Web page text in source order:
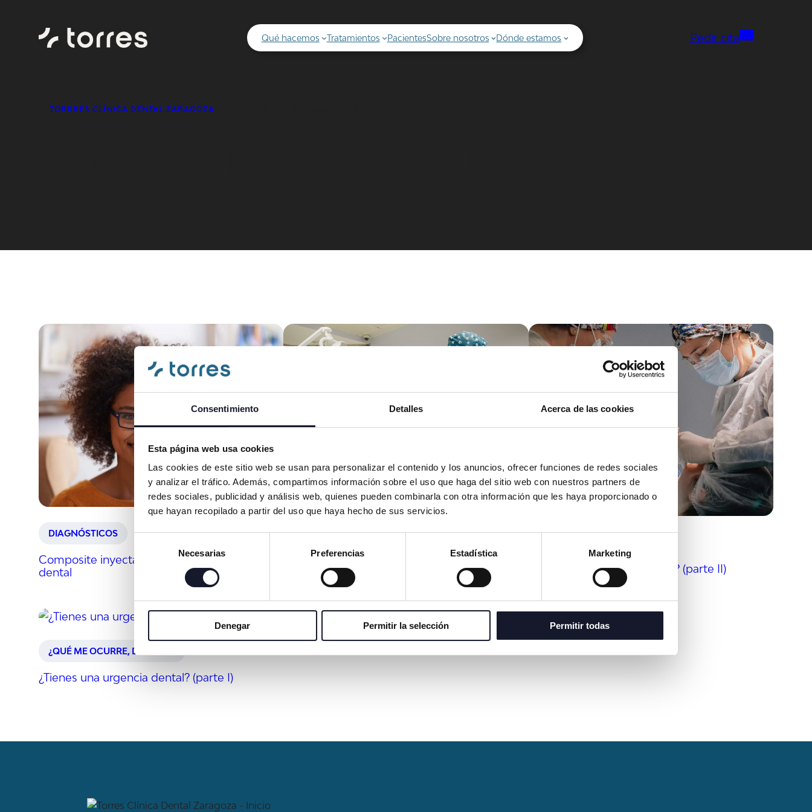
Consentimiento Detalles Acerca de las cookies
Esta página web usa cookies
Las cookies de este sitio web se usan para personalizar el contenido y los anuncios, ofrecer funciones de redes sociales
y analizar el tráfico. Además, compartimos información sobre el uso que haga del sitio web con nuestros partners de
redes sociales, publicidad y análisis web, quienes pueden combinarla con otra información que les haya proporcionado o
que hayan recopilado a partir del uso que haya hecho de sus servicios.
consentimiento
Necesarias Preferencias Estadística Marketing
Denegar Permitir la selección Permitir todas
contenido
Qué hacemos Tratamientos PacientesSobre nosotros Dónde estamos Pedir cita
TORRRES CLÍNICA DENTAL ZARAGOZA
DIAGNÓSTICOS
Composite inyectado: ventajas y su técnica
dental
DIAGNÓSTICOS
¿Tienes una urgencia dental? (parte II)
¿QUÉ ME OCURRE, DOCTOR?
¿Tienes una urgencia dental? (parte I)